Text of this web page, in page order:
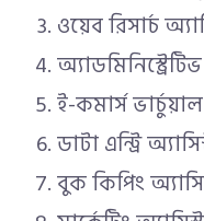
ওয়েব রিসার্চ
ই-কমার্স
ডাটা এন্ট্রি
বুক কিপিং